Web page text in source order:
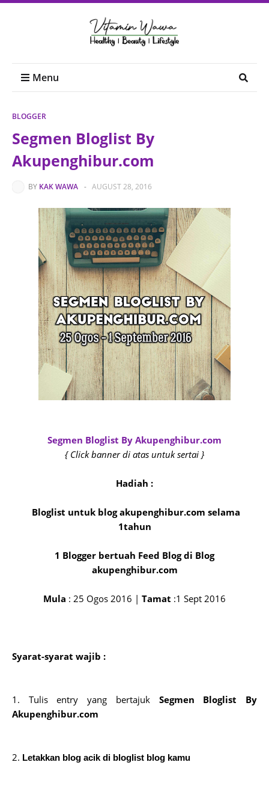
Menu
BLOGGER
Segmen Bloglist By
Akupenghibur.com
BY KAK WAWA - AUGUST 28, 2016
Segmen Bloglist By Akupenghibur.com
{ Click banner di atas untuk sertai }
Hadiah :
Bloglist untuk blog akupenghibur.com selama
1tahun
1 Blogger bertuah Feed Blog di Blog
akupenghibur.com
Mula : 25 Ogos 2016 | Tamat :1 Sept 2016
Syarat-syarat wajib :
1. Tulis entry yang bertajuk Segmen Bloglist By
Akupenghibur.com
2. Letakkan blog acik di bloglist blog kamu